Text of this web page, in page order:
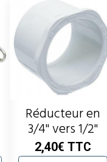
Réducteur en
3/4" vers 1/2"
2,40€ TTC